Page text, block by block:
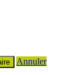
Annuler